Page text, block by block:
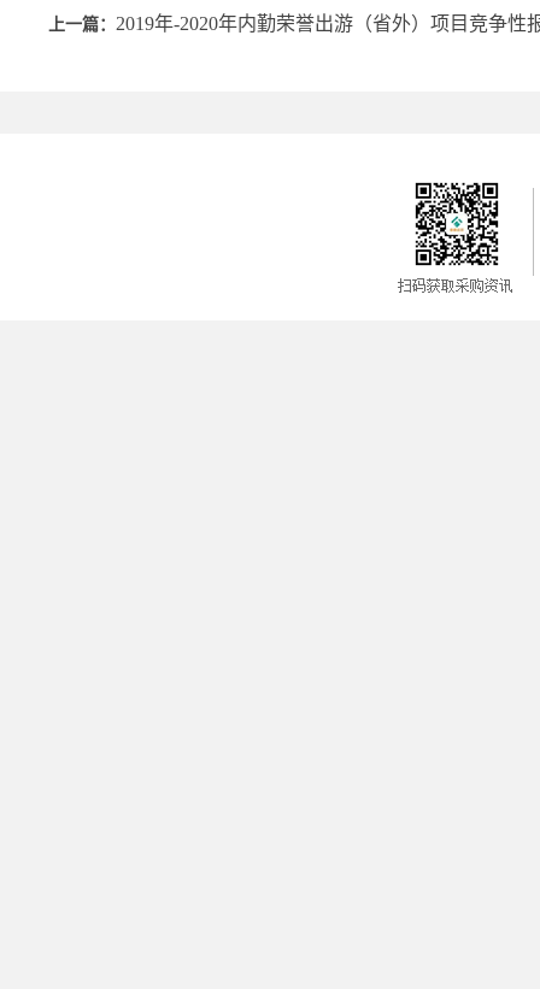
上一篇： 2019年-2020年内勤荣誉出游（省外）项目竞争性